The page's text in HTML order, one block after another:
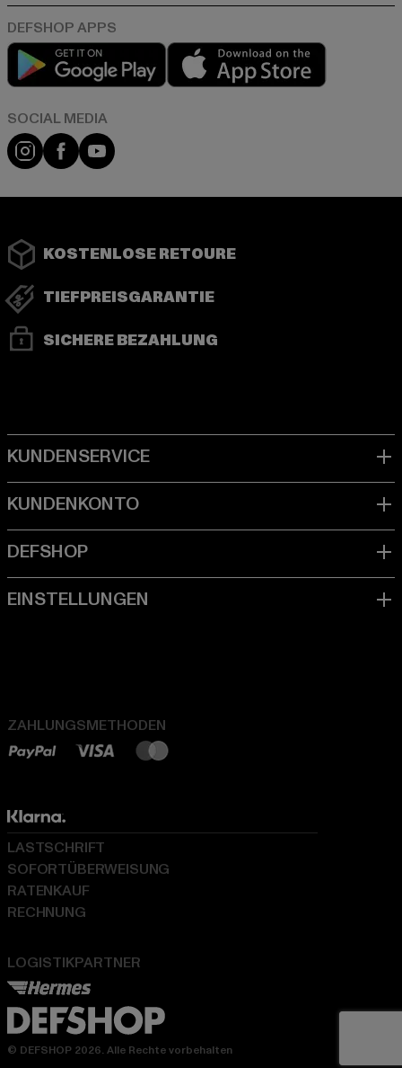
Play market
Instagram
FacebookYouTube
KOSTENLOSE RETOURE
TIEFPREISGARANTIE
SICHERE BEZAHLUNG
ZAHLUNGSMETHODEN
LOGISTIKPARTNER
LASTSCHRIFT
SOFORTÜBERWEISUNG
RATENKAUF
RECHNUNG
© DEFSHOP 2026. Alle Rechte vorbehalten